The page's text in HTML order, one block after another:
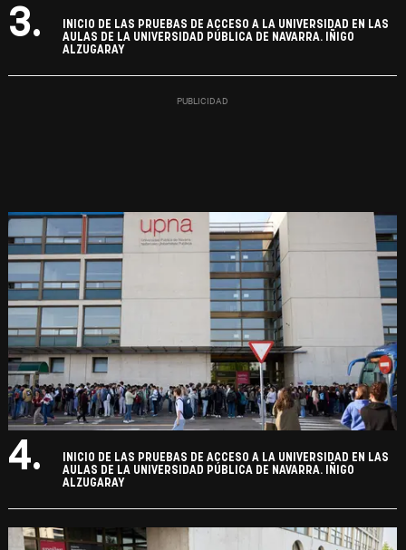
3.
INICIO DE LAS PRUEBAS DE ACCESO A LA UNIVERSIDAD EN LAS
AULAS DE LA UNIVERSIDAD PÚBLICA DE NAVARRA. IÑIGO
ALZUGARAY
4.
INICIO DE LAS PRUEBAS DE ACCESO A LA UNIVERSIDAD EN LAS
AULAS DE LA UNIVERSIDAD PÚBLICA DE NAVARRA. IÑIGO
ALZUGARAY